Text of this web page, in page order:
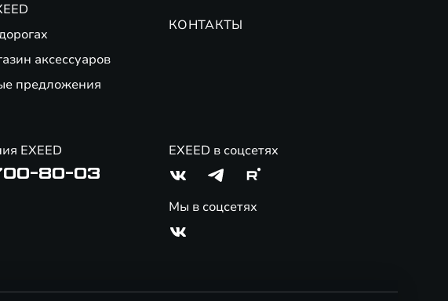
аксессуаров
предложения
КОНТАКТЫ
EXEED
80-03
EXEED в соцсетях
Мы в соцсетях